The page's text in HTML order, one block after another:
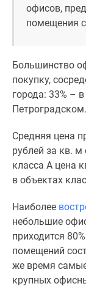
новостроек
Семейная
рынка
Панорамы
новостроек
Субсидированная
застройщиком
Мнение
эксперта
Ипотечный
калькулятор
Новости
недвижимости
Новостройки
Ленинградской
офисов,
помещения
Большинство
покупку,
города: 33% –
Петроградском.
Средняя цена
рублей за кв.
класса А цена
в объектах
Наиболее
небольшие
приходится
помещений
же время
крупных